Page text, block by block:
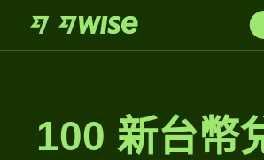
100 新台幣